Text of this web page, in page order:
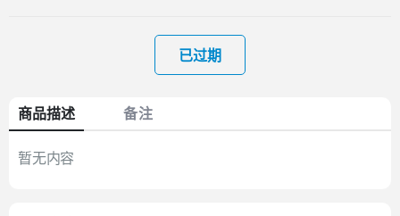
已过期
商品描述 备注
暂无内容